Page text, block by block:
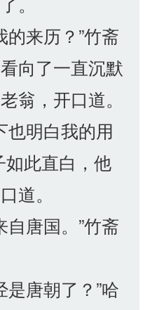
来历？”竹斋
向了一直沉默
翁，开口道。
明白我的用
如此直白，他
道。
唐国。”竹斋
唐朝了？”哈